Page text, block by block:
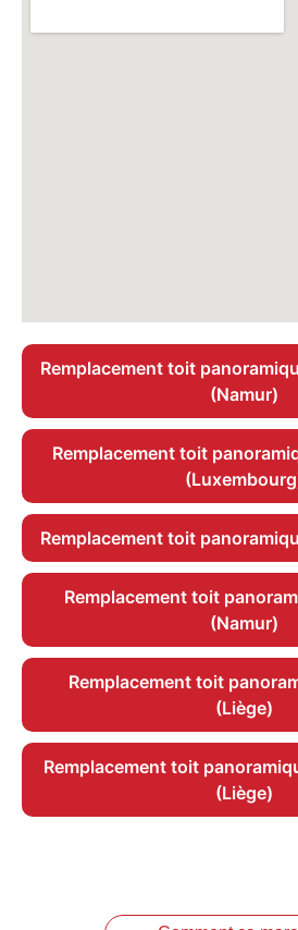
Remplacement toit
(Namur)
Remplacement toit
Remplacement toit
Remplacement toit
(Namur)
Remplacement toit
(Liège)
Remplacement toit
(Liège)